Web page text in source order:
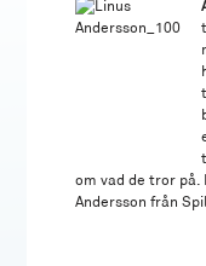
om vad de tror på.
Andersson från